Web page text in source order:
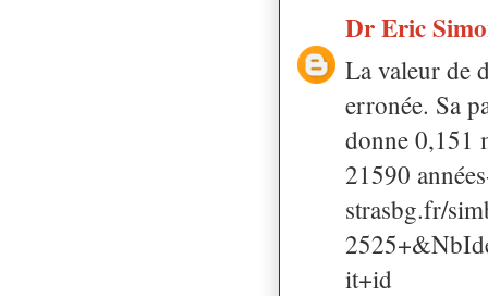
Dr Eric
La valeur de
erronée. Sa
donne 0,151
21590
strasbg.fr/
it+id